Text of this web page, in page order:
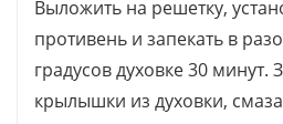
Выложить на решетку,
противень и запекать в
градусов духовке 30 минут.
крылышки из духовки,